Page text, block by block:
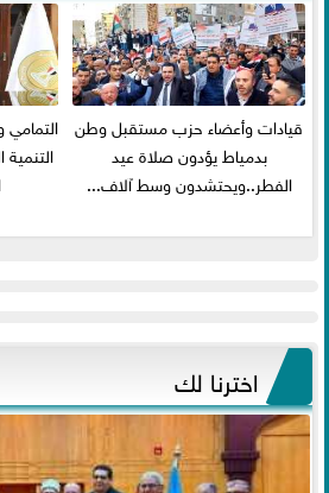
قيادات وأعضاء حزب مستقبل وطن
بدمياط يؤدون صلاة عيد
الفطر..ويحتشدون وسط آلاف...
التمامي
اخترنا لك